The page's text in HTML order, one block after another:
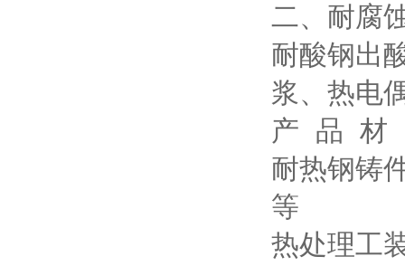
二、耐腐
耐酸钢出
浆、热电
产 品 材
耐热钢铸
等
热处理工